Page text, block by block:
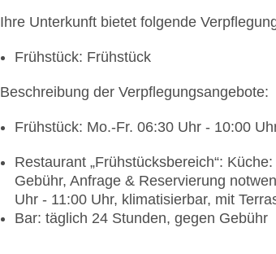
Ihre Unterkunft bietet folgende
Frühstück: Frühstück
Beschreibung der Verpflegungsangebote:
Frühstück: Mo.-Fr. 06:30 Uhr - 10:00
Restaurant „Frühstücksbereich“:
Gebühr, Anfrage & Reservierung
Uhr - 11:00 Uhr, klimatisierbar, mit
Bar: täglich 24 Stunden, gegen Gebühr